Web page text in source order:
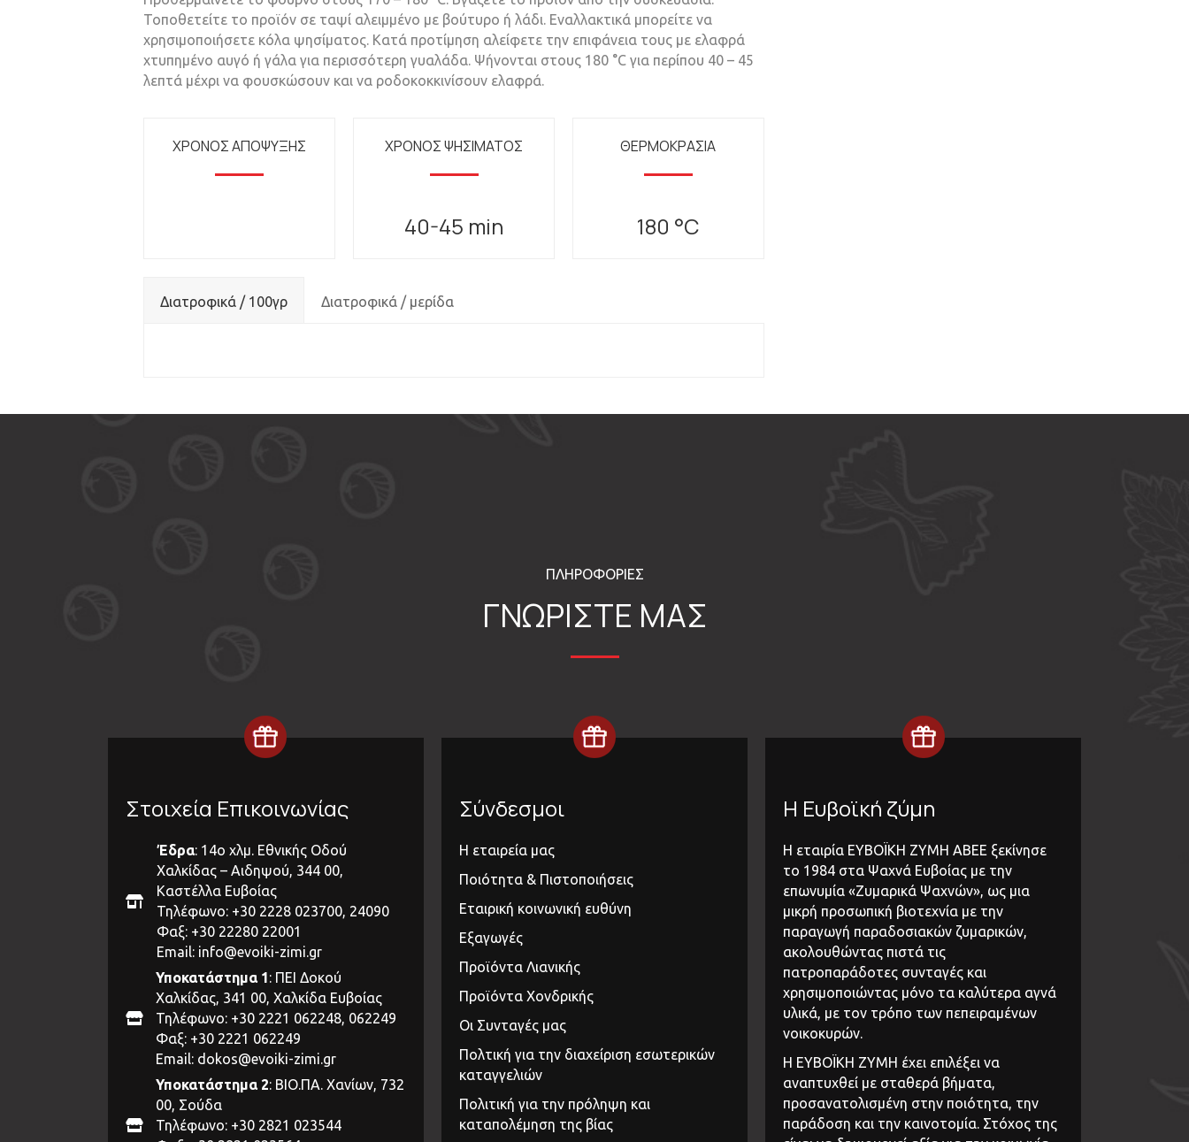
Τοποθετείτε το προϊόν σε ταψί αλειμμένο με βούτυρο ή λάδι. Εναλλακτικά μπορείτε να
χρησιμοποιήσετε κόλα ψησίματος. Κατά προτίμηση αλείφετε την επιφάνεια τους με ελαφρά
χτυπημένο αυγό ή γάλα για περισσότερη γυαλάδα. Ψήνονται στους 180 °C για περίπου 40 – 45
λεπτά μέχρι να φουσκώσουν και να ροδοκοκκινίσουν ελαφρά.
ΧΡΟΝΟΣ ΑΠΟΨΥΞΗΣ ΧΡΟΝΟΣ ΨΗΣΙΜΑΤΟΣ
40-45 min
ΘΕΡΜΟΚΡΑΣΙΑ
180 °C
Διατροφικά / 100γρ Διατροφικά / μερίδα
ΠΛΗΡΟΦΟΡΙΕΣ
ΓΝΩΡΙΣΤΕ ΜΑΣ
Στοιχεία Επικοινωνίας
Έδρα: 14ο χλμ. Εθνικής Οδού
Χαλκίδας – Αιδηψού, 344 00,
Καστέλλα Ευβοίας
Τηλέφωνο: +30 2228 023700, 24090
Φαξ: +30 22280 22001
Email: info@evoiki-zimi.gr
Υποκατάστημα 1: ΠΕΙ Δοκού
Χαλκίδας, 341 00, Χαλκίδα Ευβοίας
Τηλέφωνο: +30 2221 062248, 062249
Φαξ: +30 2221 062249
Email: dokos@evoiki-zimi.gr
Υποκατάστημα 2: ΒΙΟ.ΠΑ. Χανίων, 732
00, Σούδα
Τηλέφωνο: +30 2821 023544
Σύνδεσμοι
Η εταιρεία μας
Ποιότητα & Πιστοποιήσεις
Εταιρική κοινωνική ευθύνη
Εξαγωγές
Προϊόντα Λιανικής
Προϊόντα Χονδρικής
Οι Συνταγές μας
Πολτική για την διαχείριση εσωτερικών
καταγγελιών
Πολιτική για την πρόληψη και
καταπολέμηση της βίας
Η Ευβοϊκή ζύμη
Η εταιρία ΕΥΒΟΪΚΗ ΖΥΜΗ ΑΒΕΕ ξεκίνησε
το 1984 στα Ψαχνά Ευβοίας με την
επωνυμία «Ζυμαρικά Ψαχνών», ως μια
μικρή προσωπική βιοτεχνία με την
παραγωγή παραδοσιακών ζυμαρικών,
ακολουθώντας πιστά τις
πατροπαράδοτες συνταγές και
χρησιμοποιώντας μόνο τα καλύτερα αγνά
υλικά, με τον τρόπο των πεπειραμένων
νοικοκυρών.
Η ΕΥΒΟΪΚΗ ΖΥΜΗ έχει επιλέξει να
αναπτυχθεί με σταθερά βήματα,
προσανατολισμένη στην ποιότητα, την
παράδοση και την καινοτομία. Στόχος της